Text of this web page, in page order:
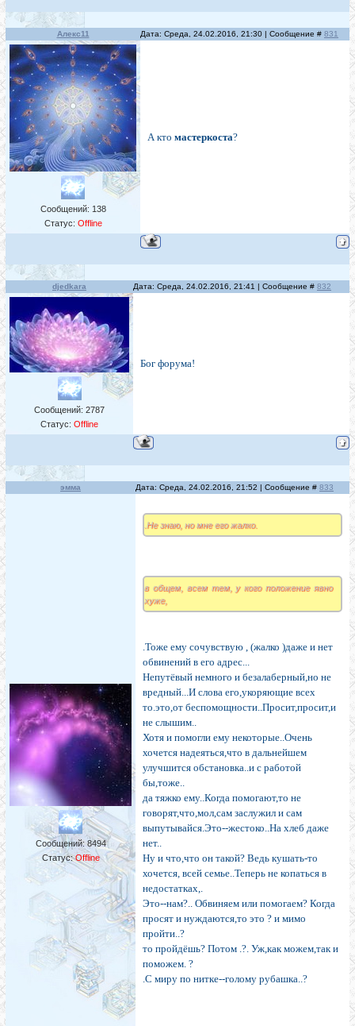
Алекс11 Дата: Среда, 24.02.2016, 21:30 | Сообщение # 831
Сообщений: 138
Статус: Offline
А кто мастеркоста?
djedkara Дата: Среда, 24.02.2016, 21:41 | Сообщение # 832
Сообщений: 2787
Статус: Offline
Бог форума!
эмма Дата: Среда, 24.02.2016, 21:52 | Сообщение # 833
Сообщений: 8494
Статус:Offline
.Не знаю, но мне его жалко.
в общем, всем тем, у кого положение явно
хуже,
.Тоже ему сочувствую , (жалко )даже и нет
обвинений в его адрес...
Непутёвый немного и безалаберный,но не
вредный...И слова его,укоряющие всех
то.это,от беспомощности..Просит,просит,и
не слышим..
Хотя и помогли ему некоторые..Очень
хочется надеяться,что в дальнейшем
улучшится обстановка..и с работой
бы,тоже..
да тяжко ему..Когда помогают,то не
говорят,что,мол,сам заслужил и сам
выпутывайся.Это--жестоко..На хлеб даже
нет..
Ну и что,что он такой? Ведь кушать-то
хочется, всей семье..Теперь не копаться в
недостатках,.
Это--нам?.. Обвиняем или помогаем? Когда
просят и нуждаются,то это ? и мимо
пройти..?
то пройдёшь? Потом .?. Уж,как можем,так и
поможем. ?
.С миру по нитке--голому рубашка..?